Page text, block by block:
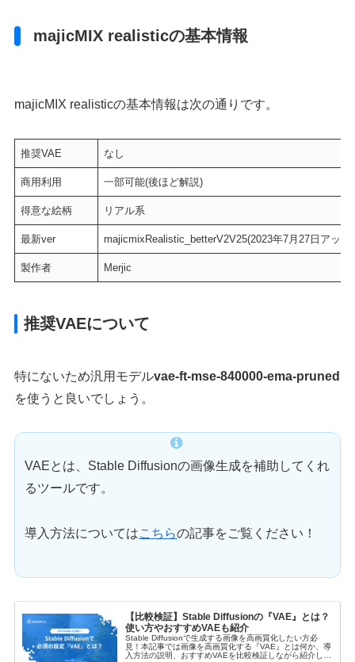
majicMIX realisticの基本情報
majicMIX realisticの基本情報は次の通りです。
推奨VAE なし
商用利用 一部可能(後ほど解説)
得意な絵柄 リアル系
最新ver majicmixRealistic_betterV2V25(2023年7月27日アップ
製作者 Merjic
推奨VAEについて
特にないため汎用モデルvae-ft-mse-840000-ema-pruned
を使うと良いでしょう。
VAEとは、Stable Diffusionの画像生成を補助してくれ
るツールです。
導入方法についてはこちらの記事をご覧ください！
【比較検証】Stable Diffusionの『VAE』とは？
使い方やおすすめVAEも紹介
Stable Diffusionで生成する画像を高画質化したい方必
見！本記事では画像を高画質化する『VAE』とは何か、導
入方法の説明、おすすめVAEを比較検証しながら紹介しま